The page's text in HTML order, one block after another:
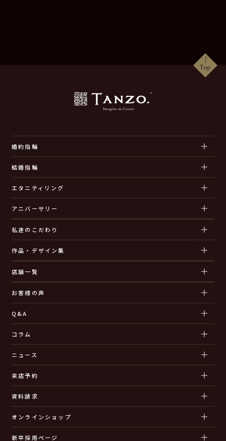
婚約指輪
結婚指輪
エタニティリング
アニバーサリー
私達のこだわり
作品・デザイン集
店舗一覧
お客様の声
Q&A
コラム
ニュース
来店予約
資料請求
オンラインショップ
新卒採用ページ